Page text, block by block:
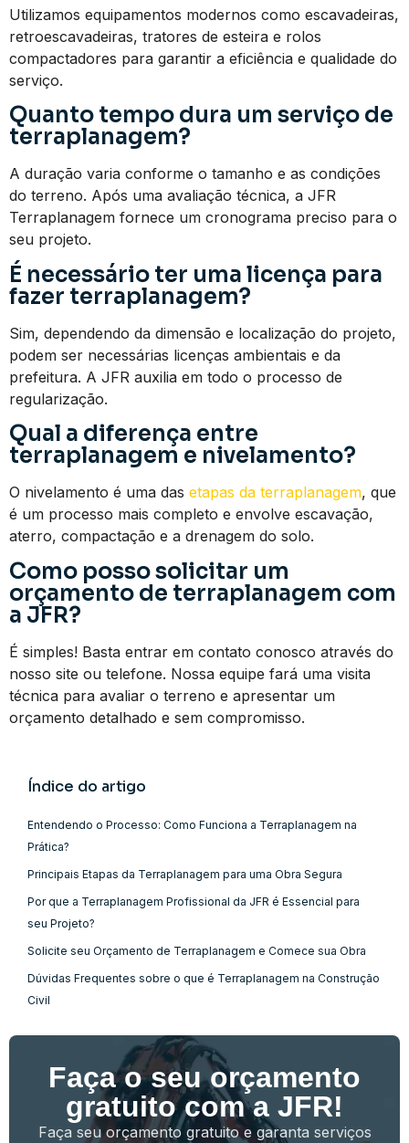
Utilizamos equipamentos modernos como escavadeiras,
retroescavadeiras, tratores de esteira e rolos
compactadores para garantir a eficiência e qualidade do
serviço.
Quanto tempo dura um serviço de
terraplanagem?
A duração varia conforme o tamanho e as condições
do terreno. Após uma avaliação técnica, a JFR
Terraplanagem fornece um cronograma preciso para o
seu projeto.
É necessário ter uma licença para
fazer terraplanagem?
Sim, dependendo da dimensão e localização do projeto,
podem ser necessárias licenças ambientais e da
prefeitura. A JFR auxilia em todo o processo de
regularização.
Qual a diferença entre
terraplanagem e nivelamento?
O nivelamento é uma das etapas da terraplanagem, que
é um processo mais completo e envolve escavação,
aterro, compactação e a drenagem do solo.
Como posso solicitar um
orçamento de terraplanagem com
a JFR?
É simples! Basta entrar em contato conosco através do
nosso site ou telefone. Nossa equipe fará uma visita
técnica para avaliar o terreno e apresentar um
orçamento detalhado e sem compromisso.
Índice do artigo
Entendendo o Processo: Como Funciona a Terraplanagem na
Prática?
Principais Etapas da Terraplanagem para uma Obra Segura
Por que a Terraplanagem Profissional da JFR é Essencial para
seu Projeto?
Solicite seu Orçamento de Terraplanagem e Comece sua Obra
Dúvidas Frequentes sobre o que é Terraplanagem na Construção
Civil
Faça o seu orçamento
gratuito com a JFR!
Faça seu orçamento gratuito e garanta serviços